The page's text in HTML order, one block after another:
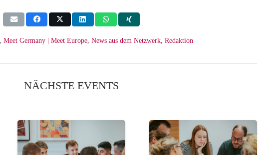
,Meet Germany | Meet Europe ,News aus dem Netzwerk ,Redaktion
NÄCHSTE EVENTS